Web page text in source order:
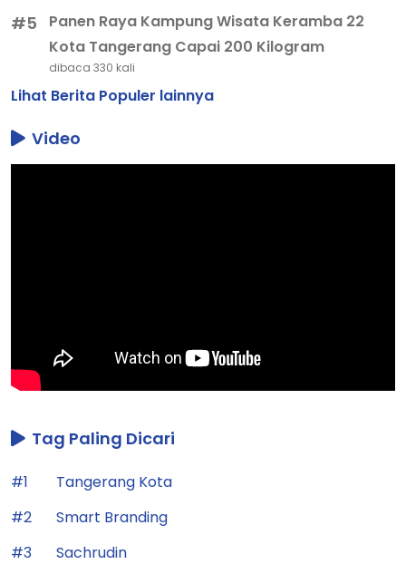
#5
Panen Raya Kampung Wisata Keramba 22
Kota Tangerang Capai 200 Kilogram
dibaca 330 kali
Lihat Berita Populer lainnya
Video
Tag Paling Dicari
#1
Tangerang Kota
#2
Smart Branding
#3
Sachrudin